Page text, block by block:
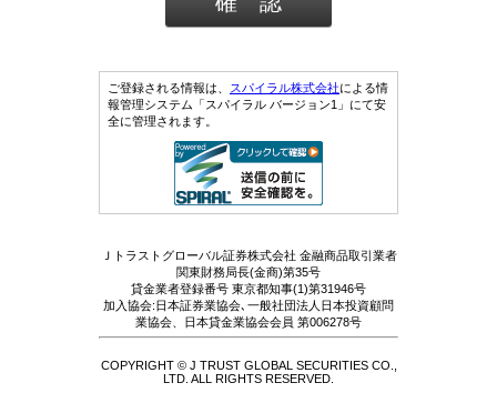
ご登録される情報は、 スパイラル株式会社による情
報管理システム「スパイラル バージョン1」にて安
全に管理されます。
Ｊトラストグローバル証券株式会社 金融商品取引業者
関東財務局長(金商)第35号
貸金業者登録番号 東京都知事(1)第31946号
加入協会:日本証券業協会､一般社団法人日本投資顧問
業協会、日本貸金業協会会員 第006278号
COPYRIGHT © J TRUST GLOBAL SECURITIES CO.,
LTD. ALL RIGHTS RESERVED.